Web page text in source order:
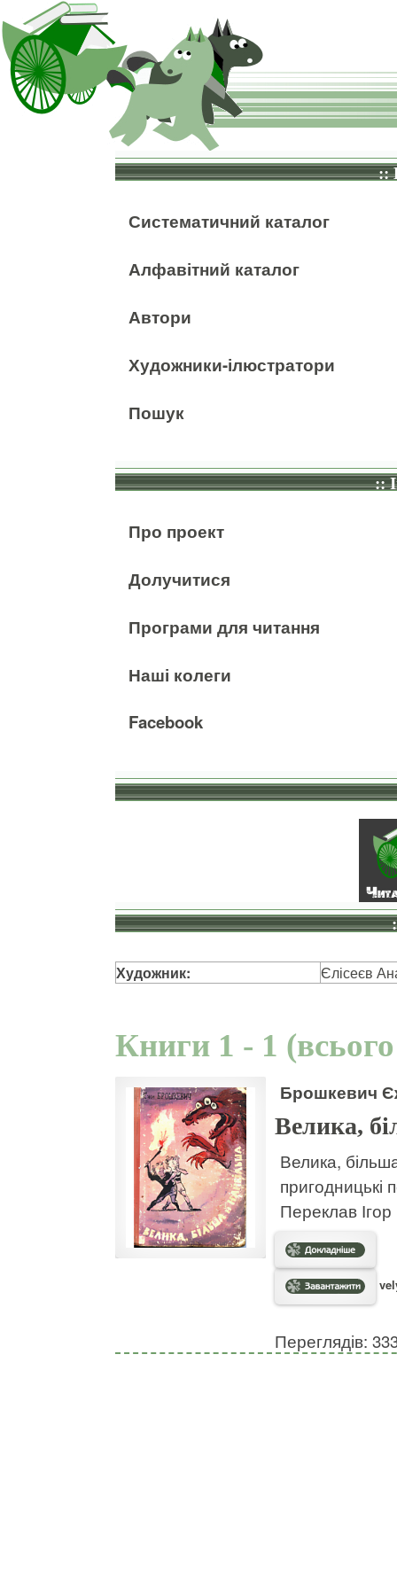
::
Систематичний каталог
Алфавітний каталог
Автори
Художники-ілюстратори
Пошук
::
Про проект
Долучитися
Програми для читання
Наші колеги
Facebook
Художник: Єлісеєв
Книги 1 - 1
Брошкевич
Велика,
Велика,
пригодницькі
Переклав
Переглядів: